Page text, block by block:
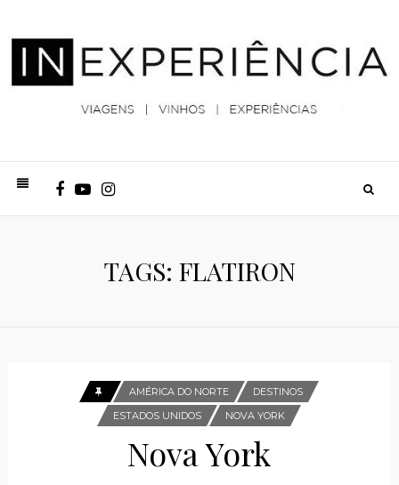
TAGS: FLATIRON
AMÉRICA DO NORTE
DESTINOS
ESTADOS UNIDOS
NOVA YORK
Nova York